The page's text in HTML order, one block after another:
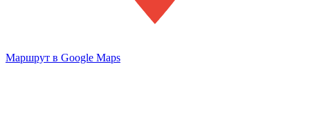
Маршрут в Google Maps